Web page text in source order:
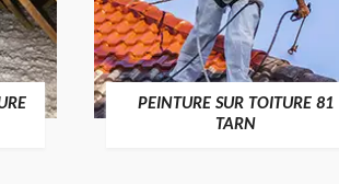
PEINTURE SUR TOITURE 81
TARN